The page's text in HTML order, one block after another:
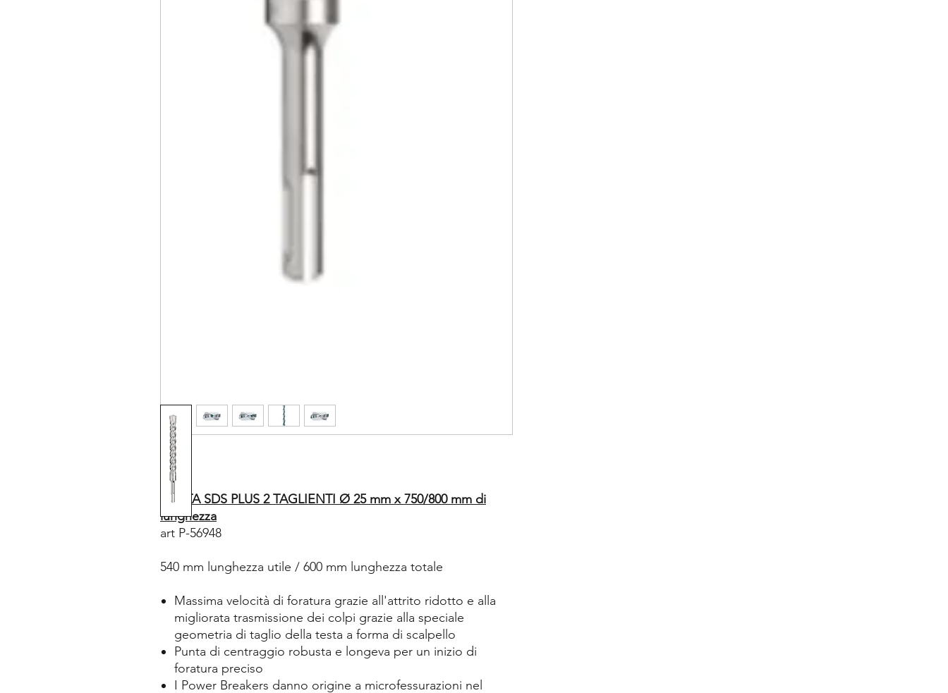
PUNTA SDS PLUS 2 TAGLIENTI Ø 25 mm x 750/800 mm di
lunghezza
art P-56948
540 mm lunghezza utile / 600 mm lunghezza totale
Massima velocità di foratura grazie all'attrito ridotto e alla
migliorata trasmissione dei colpi grazie alla speciale
geometria di taglio della testa a forma di scalpello
Punta di centraggio robusta e longeva per un inizio di
foratura preciso
I Power Breakers danno origine a microfessurazioni nel